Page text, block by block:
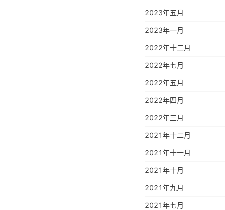
2023年五月
2023年一月
2022年十二月
2022年七月
2022年五月
2022年四月
2022年三月
2021年十二月
2021年十一月
2021年十月
2021年九月
2021年七月